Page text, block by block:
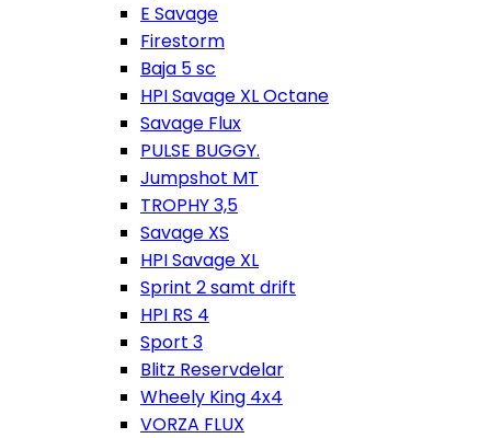
E Savage
Firestorm
Baja 5 sc
HPI Savage XL Octane
Savage Flux
PULSE BUGGY.
Jumpshot MT
TROPHY 3,5
Savage XS
HPI Savage XL
Sprint 2 samt drift
HPI RS 4
Sport 3
Blitz Reservdelar
Wheely King 4x4
VORZA FLUX